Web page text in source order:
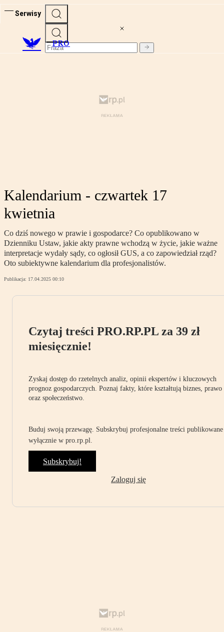
Serwisy
PRO
Kalendarium - czwartek 17
kwietnia
Co dziś nowego w prawie i gospodarce? Co opublikowano w
Dzienniku Ustaw, jakie akty prawne wchodzą w życie, jakie ważne
interpretacje wydały sądy, co ogłosił GUS, a co zapowiedział rząd?
Oto subiektywne kalendarium dla profesjonalistów.
Publikacja: 17.04.2025 00:10
Czytaj treści PRO.RP.PL za 39 zł
miesięcznie!
Zyskaj dostęp do rzetelnych analiz, opinii ekspertów i kluczowych
prognoz gospodarczych. Poznaj fakty, które kształtują biznes, prawo
oraz społeczeństwo.
Buduj swoją przewagę. Subskrybuj profesjonalne treści publikowane
wyłącznie w pro.rp.pl.
Subskrybuj!
Zaloguj się